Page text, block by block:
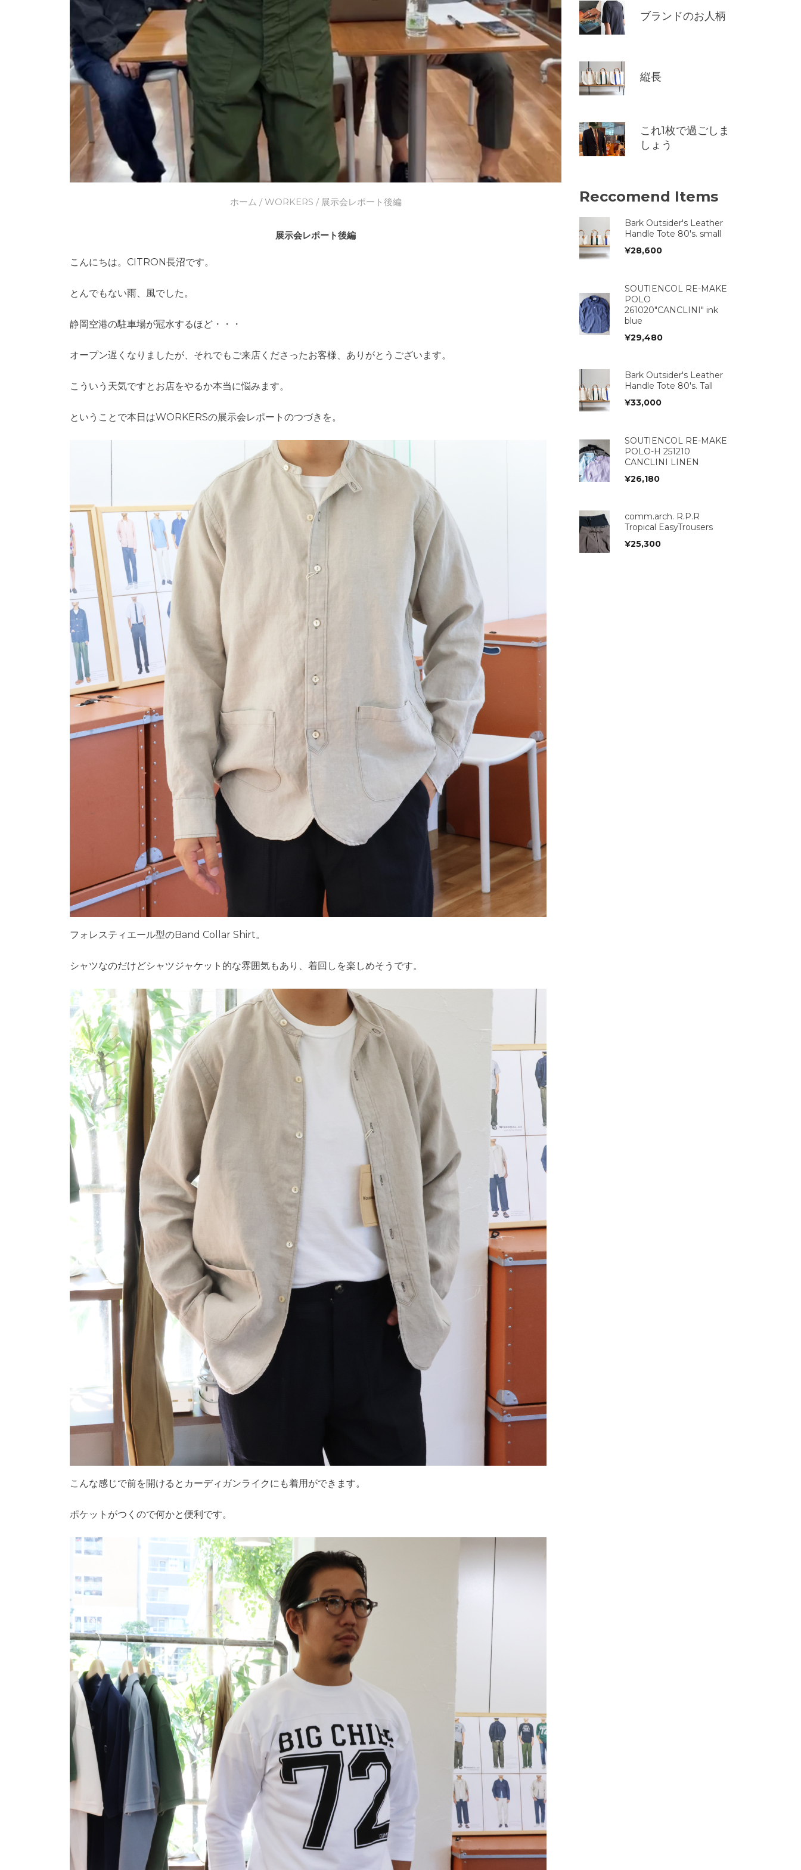
ホーム /WORKERS / 展示会レポート後編
展示会レポート後編
こんにちは。CITRON長沼です。
とんでもない雨、風でした。
静岡空港の駐車場が冠水するほど・・・
オープン遅くなりましたが、それでもご来店くださったお客様、ありがとうございます。
こういう天気ですとお店をやるか本当に悩みます。
ということで本日はWORKERSの展示会レポートのつづきを。
フォレスティエール型のBand Collar Shirt。
シャツなのだけどシャツジャケット的な雰囲気もあり、着回しを楽しめそうです。
こんな感じで前を開けるとカーディガンライクにも着用ができます。
ポケットがつくので何かと便利です。
ブランドのお人柄
縦長
これ1枚で過ごしま
しょう
Reccomend Items
Bark Outsider's Leather
Handle Tote 80's. small
¥28,600
SOUTIENCOL RE-MAKE
POLO
261020"CANCLINI" ink
blue
¥29,480
Bark Outsider's Leather
Handle Tote 80's. Tall
¥33,000
SOUTIENCOL RE-MAKE
POLO-H 251210
CANCLINI LINEN
¥26,180
comm.arch. R.P.R
Tropical EasyTrousers
¥25,300